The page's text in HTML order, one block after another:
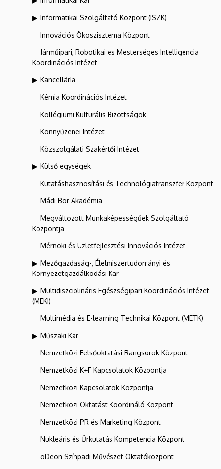
Informatikai Szolgáltató Központ (ISZK)
Innovációs Ökoszisztéma Központ
Járműipari, Robotikai és Mesterséges Intelligencia
Koordinációs Intézet
Kancellária
Kémia Koordinációs Intézet
Kollégiumi Kulturális Bizottságok
Könnyűzenei Intézet
Közszolgálati Szakértői Intézet
Külső egységek
Kutatáshasznosítási és Technológiatranszfer Központ
Mádi Bor Akadémia
Megváltozott Munkaképességűek Szolgáltató
Központja
Mérnöki és Üzletfejlesztési Innovációs Intézet
Mezőgazdaság-, Élelmiszertudományi és
Környezetgazdálkodási Kar
Multidiszciplináris Egészségipari Koordinációs Intézet
(MEKI)
Multimédia és E-learning Technikai Központ (METK)
Műszaki Kar
Nemzetközi Felsőoktatási Rangsorok Központ
Nemzetközi K+F Kapcsolatok Központja
Nemzetközi Kapcsolatok Központja
Nemzetközi Oktatást Koordináló Központ
Nemzetközi PR és Marketing Központ
Nukleáris és Űrkutatás Kompetencia Központ
oDeon Színpadi Művészet Oktatóközpont